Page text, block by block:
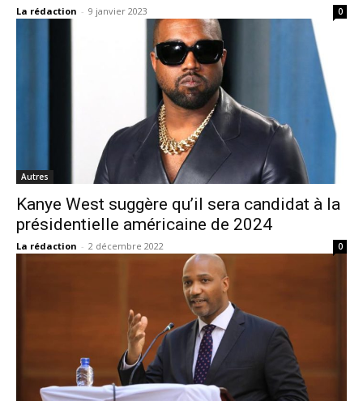
La rédaction - 9 janvier 2023 0
Autres
Kanye West suggère qu’il sera candidat à la
présidentielle américaine de 2024
La rédaction - 2 décembre 2022 0